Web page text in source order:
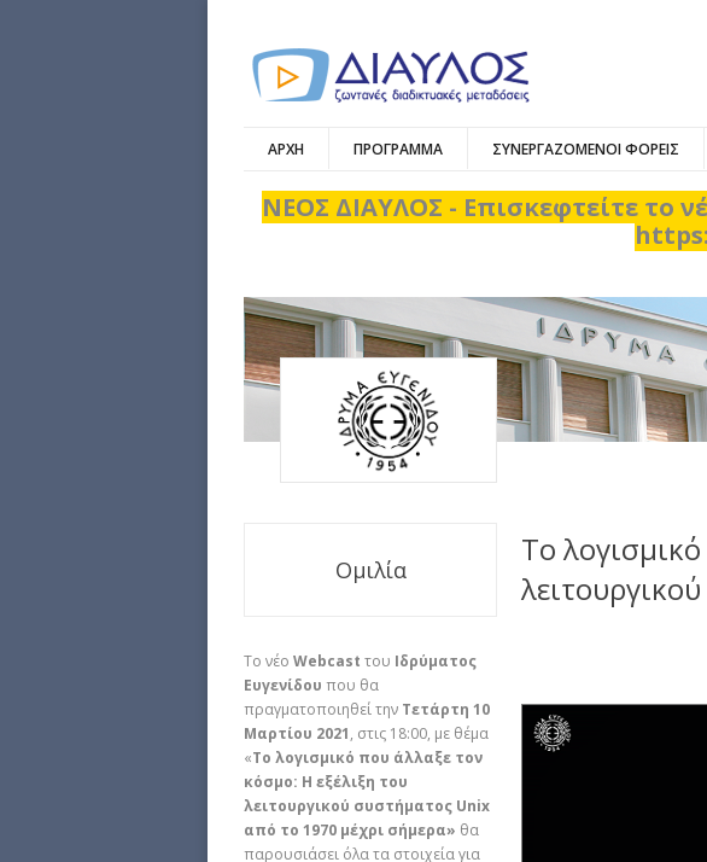
ΑΡΧΗ ΠΡΟΓΡΑΜΜΑ ΣΥΝΕΡΓΑΖΟΜΕΝΟΙ ΦΟΡΕΙΣ
ΝΕΟΣ ΔΙΑΥΛΟΣ - Επισκεφτείτε το
Το
Ομιλία
To νέο Webcast του Ιδρύματος
Ευγενίδου που θα
πραγματοποιηθεί την Τετάρτη 10
Μαρτίου 2021, στις 18:00, με θέμα
«Το λογισμικό που άλλαξε τον
κόσμο: Η εξέλιξη του
λειτουργικού συστήματος Unix
από το 1970 μέχρι σήμερα» θα
παρουσιάσει όλα τα στοιχεία για